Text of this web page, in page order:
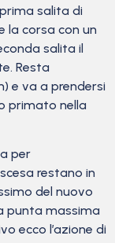
salita di
la corsa con un
salita il
Resta
e va a prendersi
primato nella
per
restano in
del nuovo
punta massima
ecco l’azione di